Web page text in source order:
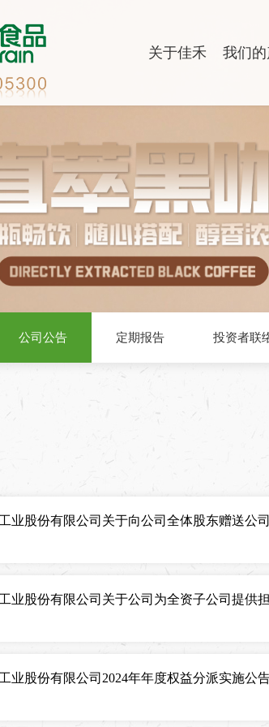
关于佳禾 我们
公司公告 定期报告 投资者联
业股份有限公司关于向公司全体股东赠送公
业股份有限公司关于公司为全资子公司提供
业股份有限公司2024年年度权益分派实施公